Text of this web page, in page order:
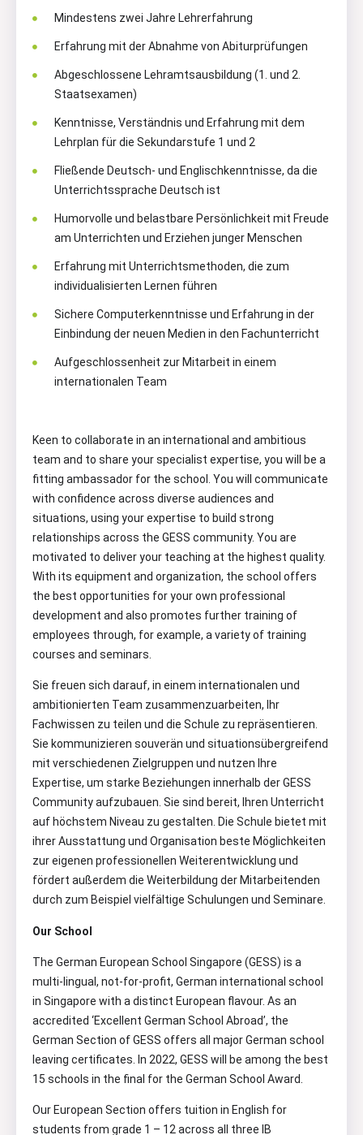
Mindestens zwei Jahre Lehrerfahrung
Erfahrung mit der Abnahme von Abiturprüfungen
Abgeschlossene Lehramtsausbildung (1. und 2.
Staatsexamen)
Kenntnisse, Verständnis und Erfahrung mit dem
Lehrplan für die Sekundarstufe 1 und 2
Fließende Deutsch- und Englischkenntnisse, da die
Unterrichtssprache Deutsch ist
Humorvolle und belastbare Persönlichkeit mit Freude
am Unterrichten und Erziehen junger Menschen
Erfahrung mit Unterrichtsmethoden, die zum
individualisierten Lernen führen
Sichere Computerkenntnisse und Erfahrung in der
Einbindung der neuen Medien in den Fachunterricht
Aufgeschlossenheit zur Mitarbeit in einem
internationalen Team
Keen to collaborate in an international and ambitious
team and to share your specialist expertise, you will be a
fitting ambassador for the school. You will communicate
with confidence across diverse audiences and
situations, using your expertise to build strong
relationships across the GESS community. You are
motivated to deliver your teaching at the highest quality.
With its equipment and organization, the school offers
the best opportunities for your own professional
development and also promotes further training of
employees through, for example, a variety of training
courses and seminars.
Sie freuen sich darauf, in einem internationalen und
ambitionierten Team zusammenzuarbeiten, Ihr
Fachwissen zu teilen und die Schule zu repräsentieren.
Sie kommunizieren souverän und situationsübergreifend
mit verschiedenen Zielgruppen und nutzen Ihre
Expertise, um starke Beziehungen innerhalb der GESS
Community aufzubauen. Sie sind bereit, Ihren Unterricht
auf höchstem Niveau zu gestalten. Die Schule bietet mit
ihrer Ausstattung und Organisation beste Möglichkeiten
zur eigenen professionellen Weiterentwicklung und
fördert außerdem die Weiterbildung der Mitarbeitenden
durch zum Beispiel vielfältige Schulungen und Seminare.
Our School
The German European School Singapore (GESS) is a
multi-lingual, not-for-profit, German international school
in Singapore with a distinct European flavour. As an
accredited ‘Excellent German School Abroad’, the
German Section of GESS offers all major German school
leaving certificates. In 2022, GESS will be among the best
15 schools in the final for the German School Award.
Our European Section offers tuition in English for
students from grade 1 – 12 across all three IB